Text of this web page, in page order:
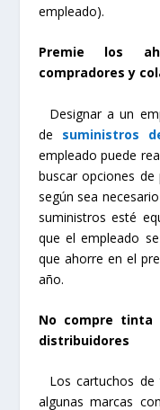
empleado).
Premie los
compradores y
Designar a un
de suministros
empleado puede
buscar opciones de
según sea
suministros esté
que el empleado
que ahorre en el
año.
No compre tinta
distribuidores
Los cartuchos de
algunas marcas